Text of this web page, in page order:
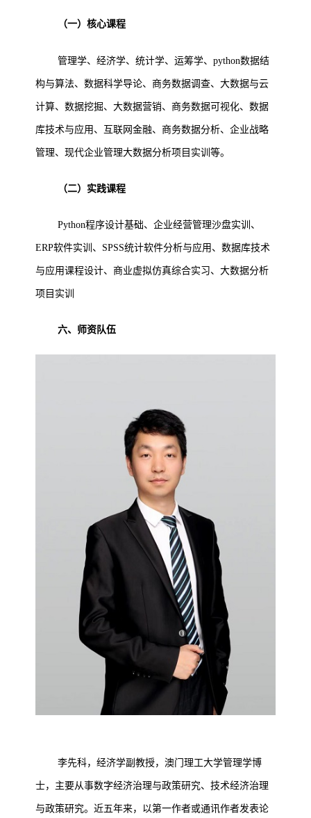
（一）核心课程
管理学、经济学、统计学、运筹学、python数据结
构与算法、数据科学导论、商务数据调查、大数据与云
计算、数据挖掘、大数据营销、商务数据可视化、数据
库技术与应用、互联网金融、商务数据分析、企业战略
管理、现代企业管理大数据分析项目实训等。
（二）实践课程
Python程序设计基础、企业经营管理沙盘实训、
ERP软件实训、SPSS统计软件分析与应用、数据库技术
与应用课程设计、商业虚拟仿真综合实习、大数据分析
项目实训
六、师资队伍
李先科，经济学副教授，澳门理工大学管理学博
士，主要从事数字经济治理与政策研究、技术经济治理
与政策研究。近五年来，以第一作者或通讯作者发表论